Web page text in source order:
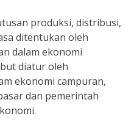
produksi, distribusi,
ditentukan oleh
dalam ekonomi
diatur oleh
ekonomi campuran,
dan pemerintah